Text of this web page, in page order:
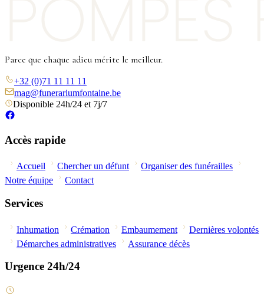
Parce que chaque adieu mérite le meilleur.
+32 (0)71 11 11 11
mag@funerariumfontaine.be
Disponible 24h/24 et 7j/7
Accès rapide
Accueil Chercher un défunt
Organiser des funérailles
Notre équipe
Contact
Services
Inhumation Crémation Embaumement
Dernières volontés
Démarches administratives
Assurance décès
Urgence 24h/24